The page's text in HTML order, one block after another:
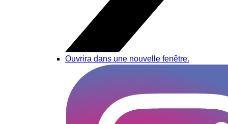
Ouvrira dans une nouvelle fenêtre.